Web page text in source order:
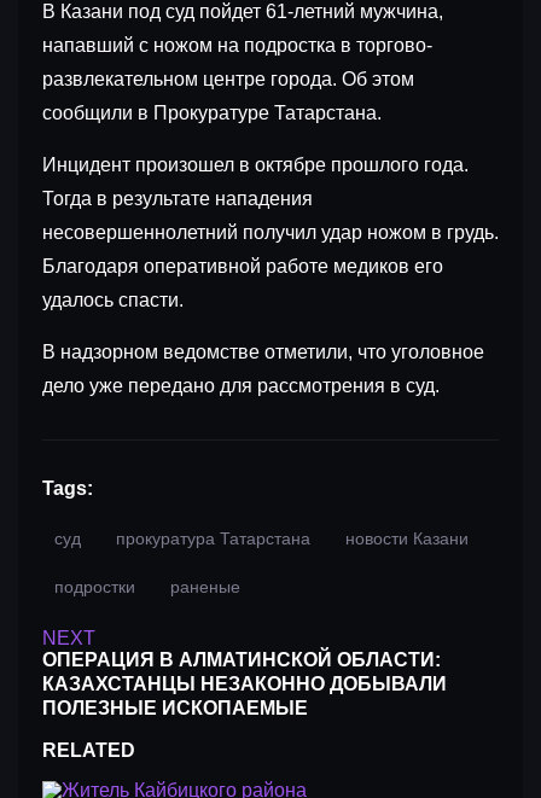
В Казани под суд пойдет 61-летний мужчина,
напавший с ножом на подростка в торгово-
развлекательном центре города. Об этом
сообщили в Прокуратуре Татарстана.
Инцидент произошел в октябре прошлого года.
Тогда в результате нападения
несовершеннолетний получил удар ножом в грудь.
Благодаря оперативной работе медиков его
удалось спасти.
В надзорном ведомстве отметили, что уголовное
дело уже передано для рассмотрения в суд.
Tags:
суд прокуратура Татарстана новости Казани
подростки раненые
NEXT
ОПЕРАЦИЯ В АЛМАТИНСКОЙ ОБЛАСТИ:
КАЗАХСТАНЦЫ НЕЗАКОННО ДОБЫВАЛИ
ПОЛЕЗНЫЕ ИСКОПАЕМЫЕ
RELATED